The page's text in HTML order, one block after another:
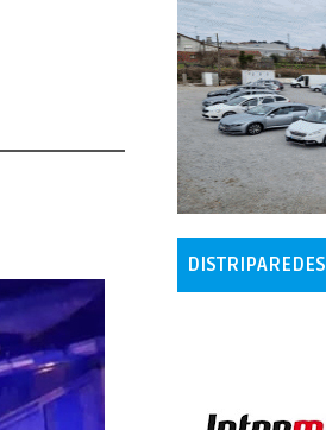
DISTRIPAREDES